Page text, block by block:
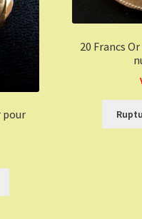
pour
20 Francs